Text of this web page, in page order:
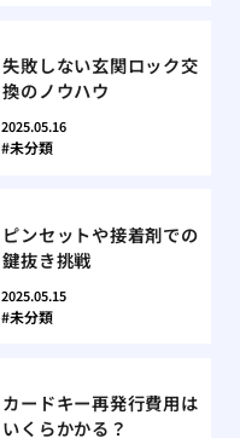
失敗しない玄関ロック交
換のノウハウ
2025.05.16
未分類
ピンセットや接着剤での
鍵抜き挑戦
2025.05.15
未分類
カードキー再発行費用は
いくらかかる？